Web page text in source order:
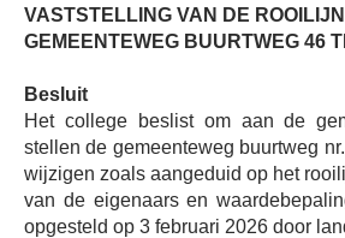
VASTSTELLING VAN DE
GEMEENTEWEG BUURTWEG 46
Besluit
Het college beslist om aan de
stellen de gemeenteweg buurtweg
wijzigen zoals aangeduid op het
van de eigenaars en
opgesteld op 3 februari 2026 door